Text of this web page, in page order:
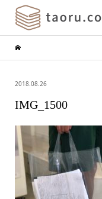
2018.08.26
IMG_1500